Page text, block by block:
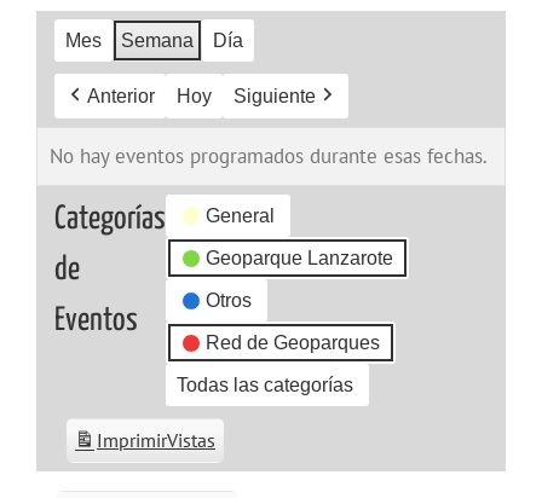
Mes Semana Día
Anterior Hoy Siguiente
No hay eventos programados durante esas fechas.
Categorías
de
Eventos
General
Geoparque Lanzarote
Otros
Red de Geoparques
Todas las categorías
ImprimirVistas